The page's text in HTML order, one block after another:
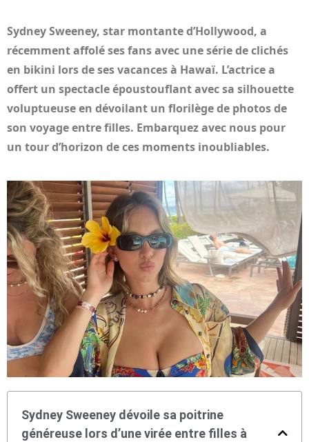
Sydney Sweeney, star montante d’Hollywood, a
récemment affolé ses fans avec une série de clichés
en bikini lors de ses vacances à Hawaï. L’actrice a
offert un spectacle époustouflant avec sa silhouette
voluptueuse en dévoilant un florilège de photos de
son voyage entre filles. Embarquez avec nous pour
un tour d’horizon de ces moments inoubliables.
Sydney Sweeney dévoile sa poitrine
généreuse lors d’une virée entre filles à